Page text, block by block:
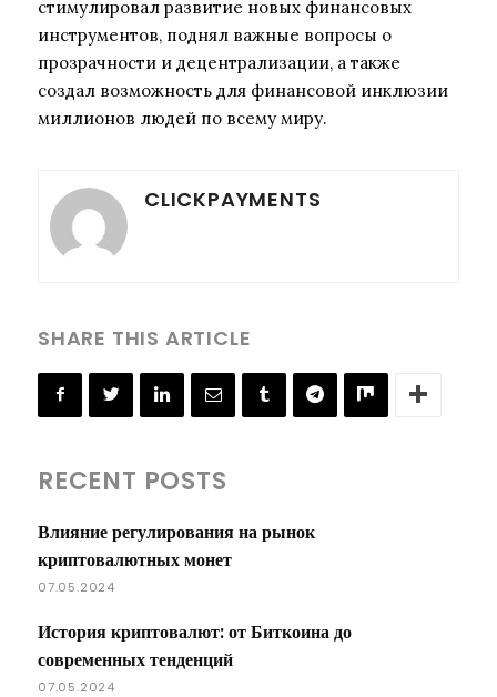
стимулировал развитие новых финансовых
инструментов, поднял важные вопросы о
прозрачности и децентрализации, а также
создал возможность для финансовой инклюзии
миллионов людей по всему миру.
CLICKPAYMENTS
SHARE THIS ARTICLE
RECENT POSTS
Влияние регулирования на рынок
криптовалютных монет
07.05.2024
История криптовалют: от Биткоина до
современных тенденций
07.05.2024